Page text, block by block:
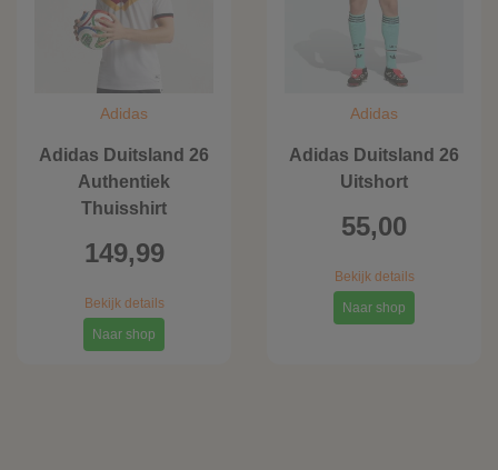
Adidas
Adidas Duitsland 26
Authentiek
Thuisshirt
149,99
Bekijk details
Naar shop
Adidas
Adidas Duitsland 26
Uitshort
55,00
Bekijk details
Naar shop